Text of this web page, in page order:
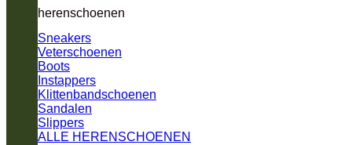
herenschoenen
Sneakers
Veterschoenen
Boots
Instappers
Klittenbandschoenen
Sandalen
Slippers
ALLE HERENSCHOENEN